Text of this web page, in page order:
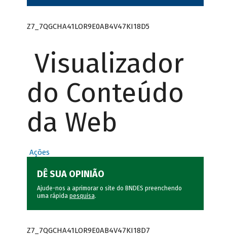
Z7_7QGCHA41LOR9E0AB4V47KI18D5
Visualizador
do Conteúdo
da Web
Ações
DÊ SUA OPINIÃO
Ajude-nos a aprimorar o site do BNDES preenchendo
uma rápida pesquisa.
Z7_7QGCHA41LOR9E0AB4V47KI18D7